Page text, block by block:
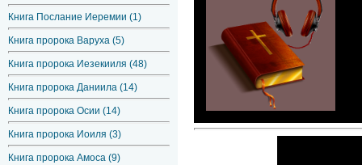
Книга Послание Иеремии (1)
Книга пророка Варуха (5)
Книга пророка Иезекииля (48)
Книга пророка Даниила (14)
Книга пророка Осии (14)
Книга пророка Иоиля (3)
Книга пророка Амоса (9)